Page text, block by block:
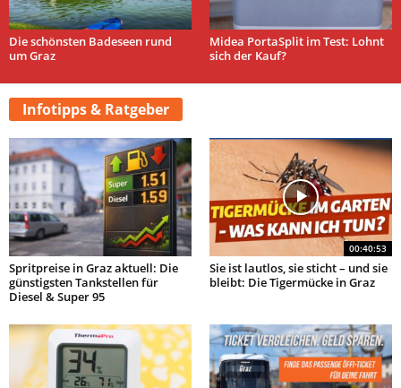
Die schönsten Badeseen rund
um Graz
Midea PortaSplit im Test: Lohnt
sich der Kauf?
Infotipps & Ratgeber
Spritpreise in Graz aktuell: Die
günstigsten Tankstellen für
Diesel & Super 95
00:40:53
Sie ist lautlos, sie sticht – und sie
bleibt: Die Tigermücke in Graz